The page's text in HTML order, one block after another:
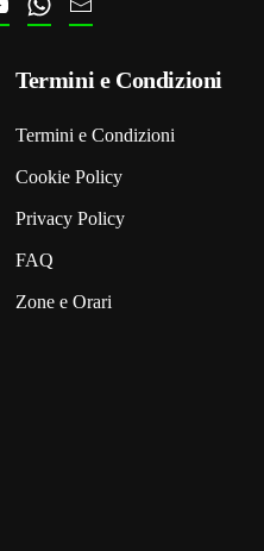
Termini e Condizioni
Termini e Condizioni
Cookie Policy
Privacy Policy
FAQ
Zone e Orari